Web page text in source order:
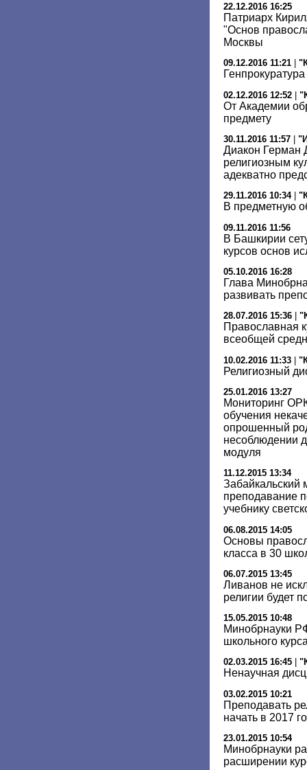
22.12.2016 16:25
Патриарх
"Основ
Москвы
09.12.2016 11:21
02.12.2016 12:52 |
От Академии
предмету
30.11.2016 11:57
Диакон Герман
религиозным
адекватно
29.11.2016 10:34|
В предметную
09.11.2016 11:56
В Башкирии
курсов основ
05.10.2016 16:28
Глава
развивать
28.07.2016 15:36
Православная
всеобщей
10.02.2016 11:33 |
Религиозный
25.01.2016 13:27
Мониторинг
обучения
опрошенный
несоблюдении
модуля
11.12.2015 13:34
Забайкальский
преподавание
учебнику
06.08.2015 14:05
Основы
класса в 30
06.07.2015 13:45
Ливанов не
религии будет
15.05.2015 10:48
Минобрнауки
школьного
02.03.2015 16:45
Ненаучная
03.02.2015 10:21
Преподавать
начать в 2017
23.01.2015 10:54
Минобрнауки
расширении